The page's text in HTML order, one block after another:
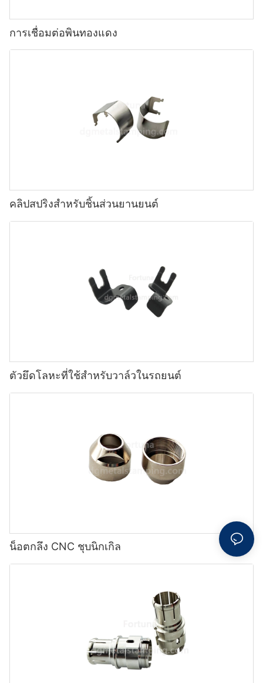
การเชื่อมต่อพินทองแดง
คลิปสปริงสำหรับชิ้นส่วนยานยนต์
ตัวยึดโลหะที่ใช้สำหรับวาล์วในรถยนต์
น็อตกลึง CNC ชุบนิกเกิล